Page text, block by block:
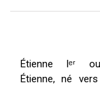
Étienne Iᵉʳ
Étienne, né